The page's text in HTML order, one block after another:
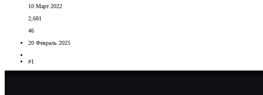
10 Март 2022
2,681
46
20 Февраль 2025
#1